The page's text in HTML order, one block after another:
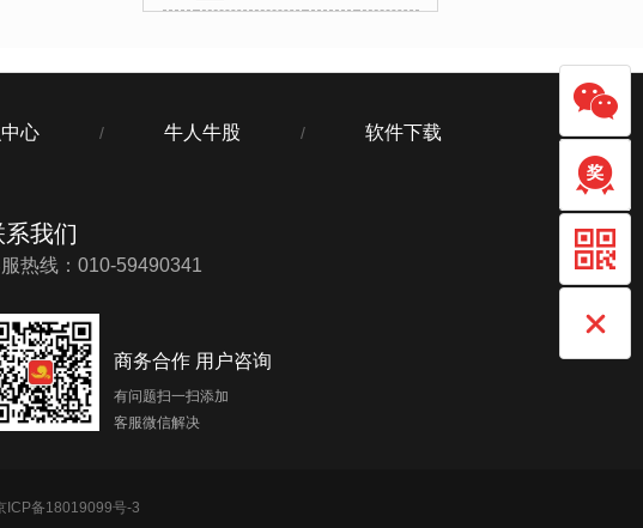
心 / 牛人牛股 / 软件下载
系我们
热线：010-59490341
商务合作 用户咨询
有问题扫一扫添加
客服微信解决
ICP备18019099号-3